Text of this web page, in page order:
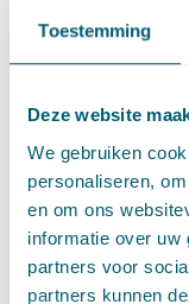
Toestemming
Deze website
We gebruiken
personaliseren,
en om ons
informatie over uw
partners voor
partners kunnen
2026
Next generation